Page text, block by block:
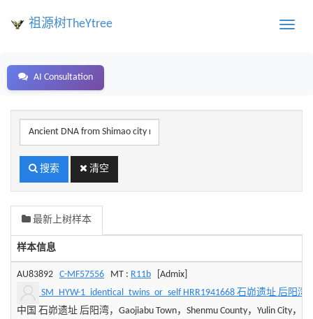
Toggle
祖源树TheYtree
AI Consultation
或
地
区、
姓
氏
关
键
字
搜索 清空
最新上树样本
样本信息
AU83892 C-MF57556 MT : R11b [Admix]
SM_HYW-1_identical_twins_or_self HRR1941668 石峁遗址 后阳湾
中国 石峁遗址 后阳湾，Gaojiabu Town，Shenmu County，Yulin City，